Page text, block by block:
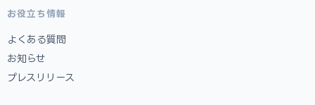
お役立ち情報
よくある質問
お知らせ
プレスリリース